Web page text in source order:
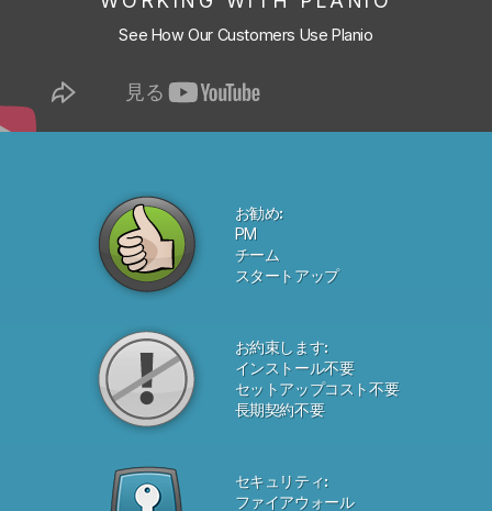
See How Our Customers Use Planio
お勧め:
PM
チーム
スタートアップ
お約束します:
インストール不要
セットアップコスト不要
長期契約不要
セキュリティ:
ファイアウォール